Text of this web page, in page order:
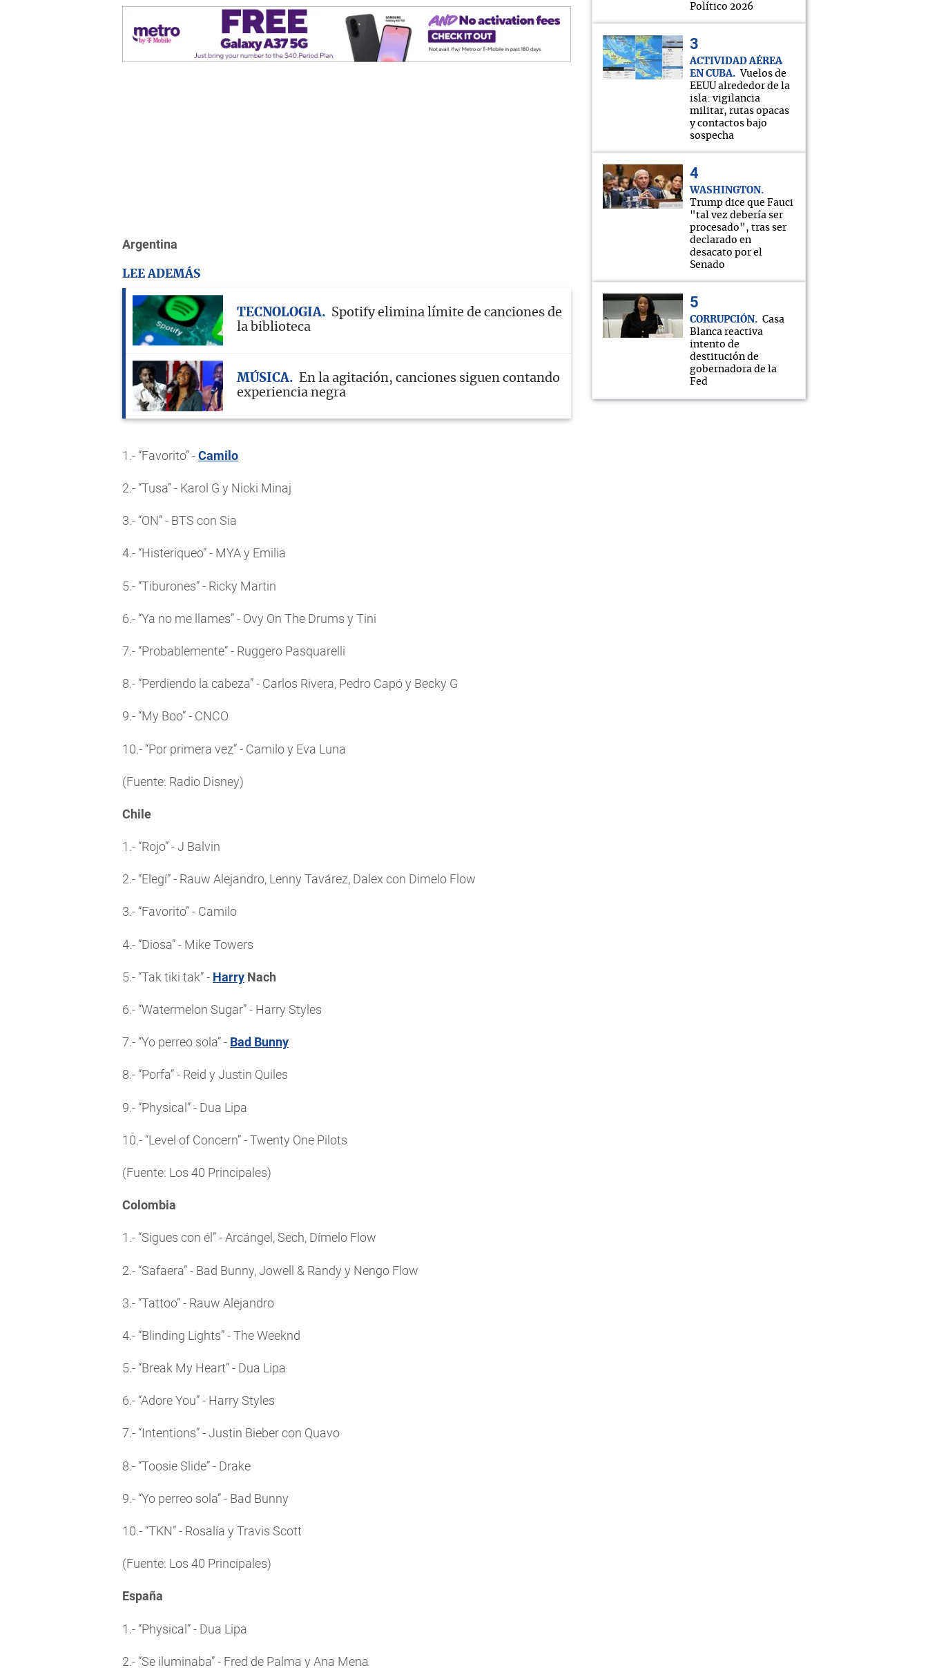
Argentina
LEE ADEMÁS
TECNOLOGIA
Spotify elimina límite de canciones de
la biblioteca
MÚSICA
En la agitación, canciones siguen contando
experiencia negra
1.- “Favorito” -Camilo
2.- “Tusa” - Karol G y Nicki Minaj
3.- “ON” - BTS con Sia
4.- “Histeriqueo” - MYA y Emilia
5.- “Tiburones” - Ricky Martin
6.- “Ya no me llames” - Ovy On The Drums y Tini
7.- “Probablemente” - Ruggero Pasquarelli
8.- “Perdiendo la cabeza” - Carlos Rivera, Pedro Capó y Becky G
9.- “My Boo” - CNCO
10.- “Por primera vez” - Camilo y Eva Luna
(Fuente: Radio Disney)
Chile
1.- “Rojo” - J Balvin
2.- “Elegí” - Rauw Alejandro, Lenny Tavárez, Dalex con Dimelo Flow
3.- “Favorito” - Camilo
4.- “Diosa” - Mike Towers
5.- “Tak tiki tak” - Harry Nach
6.- “Watermelon Sugar” - Harry Styles
7.- “Yo perreo sola” - Bad Bunny
8.- “Porfa” - Reid y Justin Quiles
9.- “Physical” - Dua Lipa
10.- “Level of Concern” - Twenty One Pilots
(Fuente: Los 40 Principales)
Colombia
1.- “Sigues con él” - Arcángel, Sech, Dímelo Flow
2.- “Safaera” - Bad Bunny, Jowell & Randy y Nengo Flow
3.- “Tattoo” - Rauw Alejandro
4.- “Blinding Lights” - The Weeknd
5.- “Break My Heart” - Dua Lipa
6.- “Adore You” - Harry Styles
7.- “Intentions” - Justin Bieber con Quavo
8.- “Toosie Slide” - Drake
9.- “Yo perreo sola” - Bad Bunny
10.- “TKN” - Rosalía y Travis Scott
(Fuente: Los 40 Principales)
España
1.- “Physical” - Dua Lipa
2.- “Se iluminaba” - Fred de Palma y Ana Mena
Político 2026
ACTIVIDAD AÉREA
EN CUBA
Vuelos de
EEUU alrededor de la
isla: vigilancia
militar, rutas opacas
y contactos bajo
sospecha
WASHINGTON
Trump dice que Fauci
"tal vez debería ser
procesado", tras ser
declarado en
desacato por el
Senado
CORRUPCIÓN
Casa
Blanca reactiva
intento de
destitución de
gobernadora de la
Fed